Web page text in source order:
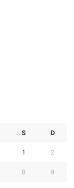
S D
1 2
8 9